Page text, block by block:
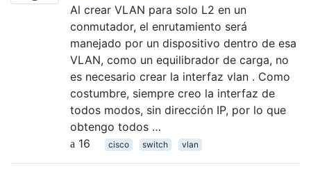
Al crear VLAN para solo L2 en un
conmutador, el enrutamiento será
manejado por un dispositivo dentro de esa
VLAN, como un equilibrador de carga, no
es necesario crear la interfaz vlan . Como
costumbre, siempre creo la interfaz de
todos modos, sin dirección IP, por lo que
obtengo todos …
16
cisco switch vlan